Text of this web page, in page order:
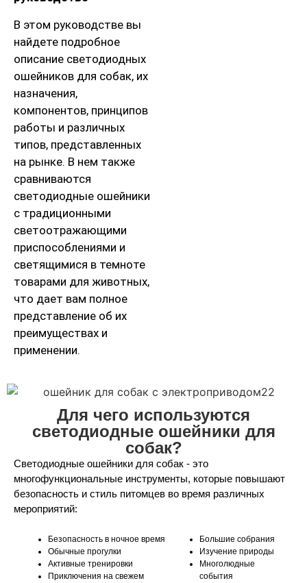
В этом руководстве вы
найдете подробное
описание светодиодных
ошейников для собак, их
назначения,
компонентов, принципов
работы и различных
типов, представленных
на рынке. В нем также
сравниваются
светодиодные ошейники
с традиционными
светоотражающими
приспособлениями и
светящимися в темноте
товарами для животных,
что дает вам полное
представление об их
преимуществах и
применении.
Для чего используются
светодиодные ошейники для
собак?
Светодиодные ошейники для собак - это
многофункциональные инструменты, которые повышают
безопасность и стиль питомцев во время различных
мероприятий:
Безопасность в ночное время
Обычные прогулки
Активные тренировки
Приключения на свежем
Большие собрания
Изучение природы
Многолюдные
события